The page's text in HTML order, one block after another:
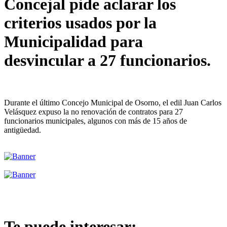
Concejal pide aclarar los
criterios usados por la
Municipalidad para
desvincular a 27 funcionarios.
Durante el último Concejo Municipal de Osorno, el edil Juan Carlos
Velásquez expuso la no renovación de contratos para 27
funcionarios municipales, algunos con más de 15 años de
antigüedad.